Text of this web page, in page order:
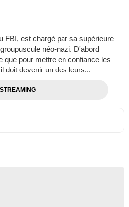
FBI, est chargé par sa supérieure
néo-nazi. D'abord
que pour mettre en confiance les
doit devenir un des leurs...
STREAMING